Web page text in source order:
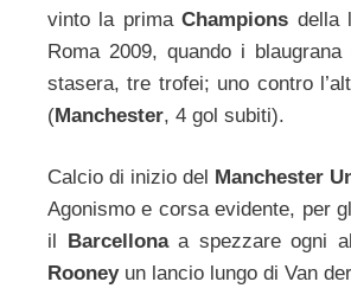
vinto la primaChampions della
Roma 2009, quando i
stasera, tre trofei; uno contro
(Manchester, 4 gol subiti).
Calcio di inizio del Manchester
Agonismo e corsa evidente, per
il
Barcellonaa spezzare ogni
Rooneyun lancio lungo di Van